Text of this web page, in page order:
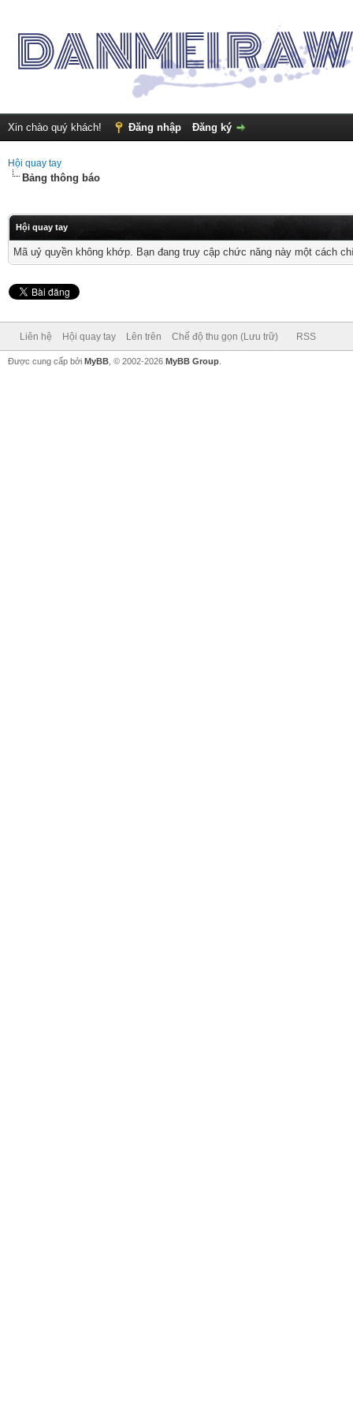
Xin chào quý khách! Đăng nhập Đăng ký
Hội quay tay
Bảng thông báo
Hội quay tay
Mã uỷ quyền không khớp. Bạn đang truy cập chức năng này một cách
Liên hệ Hội quay tay Lên trên Chế độ thu gọn (Lưu trữ) RSS
Được cung cấp bởi MyBB , © 2002-2026 MyBB Group